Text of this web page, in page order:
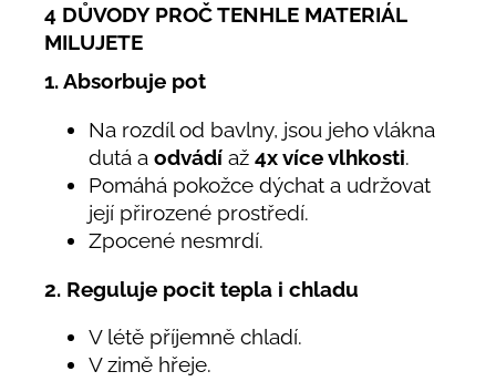
4 DŮVODY PROČ TENHLE MATERIÁL
MILUJETE
1. Absorbuje pot
Na rozdíl od bavlny, jsou jeho vlákna
dutá a odvádí až 4x více vlhkosti.
Pomáhá pokožce dýchat a udržovat
její přirozené prostředí.
Zpocené nesmrdí.
2. Reguluje pocit tepla i chladu
V létě příjemně chladí.
V zimě hřeje.